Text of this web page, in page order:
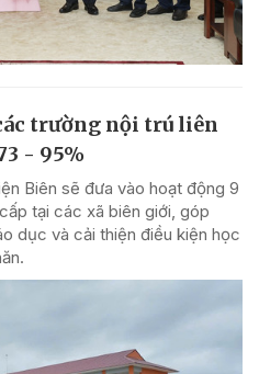
trường nội trú liên
- 95%
Biên sẽ đưa vào hoạt động 9
tại các xã biên giới, góp
dục và cải thiện điều kiện học